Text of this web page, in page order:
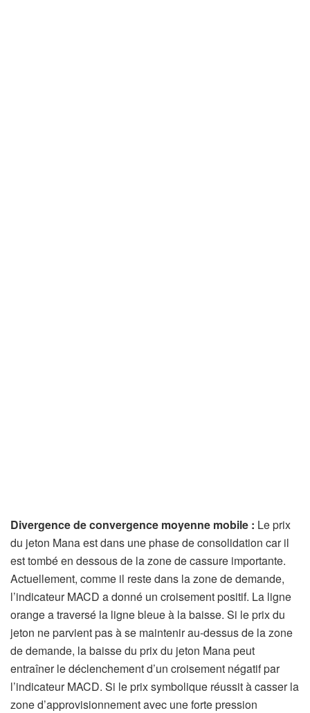
Divergence de convergence moyenne mobile : Le prix
du jeton Mana est dans une phase de consolidation car il
est tombé en dessous de la zone de cassure importante.
Actuellement, comme il reste dans la zone de demande,
l’indicateur MACD a donné un croisement positif. La ligne
orange a traversé la ligne bleue à la baisse. Si le prix du
jeton ne parvient pas à se maintenir au-dessus de la zone
de demande, la baisse du prix du jeton Mana peut
entraîner le déclenchement d’un croisement négatif par
l’indicateur MACD. Si le prix symbolique réussit à casser la
zone d’approvisionnement avec une forte pression